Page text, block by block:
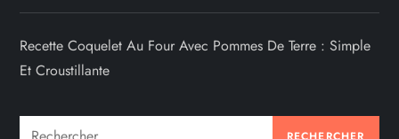
Recette Coquelet Au Four Avec Pommes De Terre : Simple
Et Croustillante
Rechercher :